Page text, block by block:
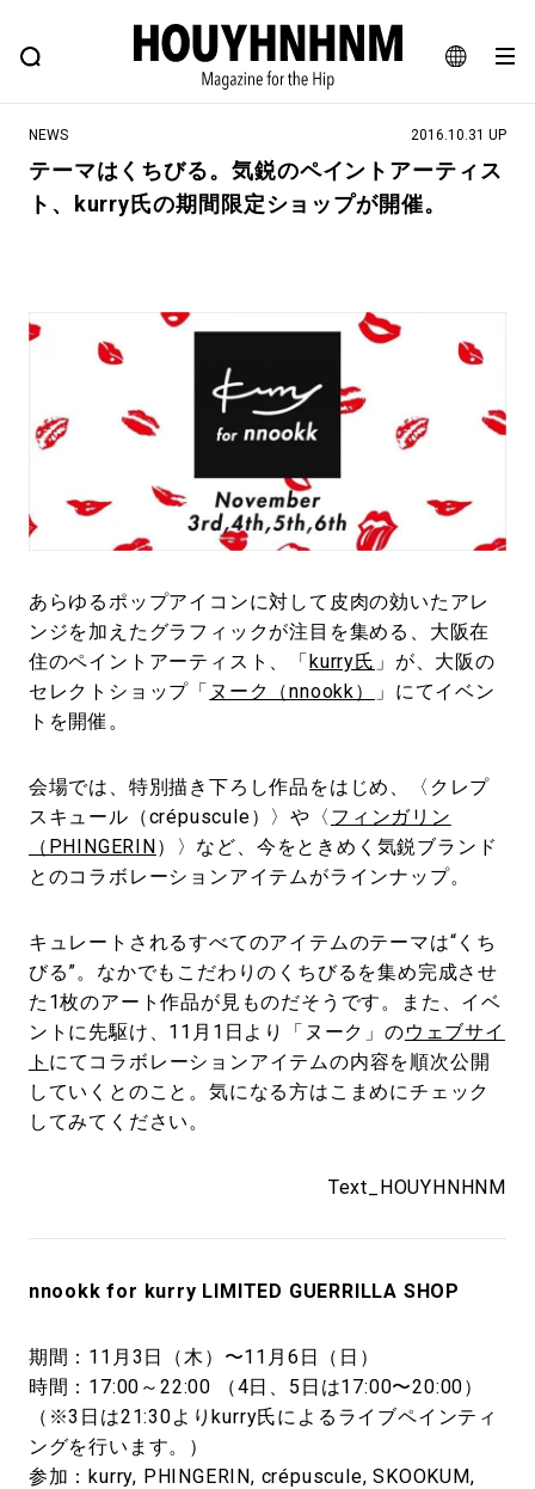
JA
EN
FEATURE BLOG SNAP
ヒップなファッション、カルチャー、ライフスタイルWEBマガジン
#NEW VINTAGE #マイナーグッド図鑑
#MONTHLY JOURNAL
#GH 銘品の所以 #フイナムのYouTube
#ととけん #FASHION #MUSIC #MOVIE
#LIFESTYLE #SNEAKER #OUTDOOR
NEWS 2016.10.31 UP
テーマはくちびる。気鋭のペイントアーティス
ト、kurry氏の期間限定ショップが開催。
あらゆるポップアイコンに対して皮肉の効いたアレ
ンジを加えたグラフィックが注目を集める、大阪在
住のペイントアーティスト、「kurry氏 」が、大阪の
セレクトショップ「 ヌーク（nnookk）
」にてイベン
トを開催。
会場では、特別描き下ろし作品をはじめ、〈クレプ
スキュール（crépuscule）〉や〈 フィンガリン
（PHINGERIN）〉など、今をときめく気鋭ブランド
とのコラボレーションアイテムがラインナップ。
キュレートされるすべてのアイテムのテーマは“くち
びる”。なかでもこだわりのくちびるを集め完成させ
た1枚のアート作品が見ものだそうです。また、イベ
ントに先駆け、11月1日より「ヌーク」のウェブサイ
ト にてコラボレーションアイテムの内容を順次公開
していくとのこと。気になる方はこまめにチェック
してみてください。
Text_HOUYHNHNM
nnookk for kurry LIMITED GUERRILLA SHOP
期間：11月3日（木）〜11月6日（日）
時間：17:00～22:00 （4日、5日は17:00〜20:00）
（※3日は21:30よりkurry氏によるライブペインティ
ングを行います。）
参加：kurry, PHINGERIN, crépuscule, SKOOKUM,